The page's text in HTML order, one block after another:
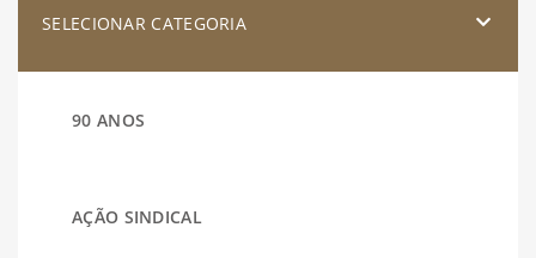
SELECIONAR CATEGORIA
90 ANOS
AÇÃO SINDICAL